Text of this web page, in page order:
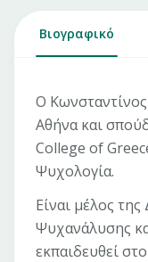
Βιογραφικό
Ο
Αθήνα και
College of
Ψυχολογία.
Είναι μέλος
Ψυχανάλυσης
εκπαιδευθεί